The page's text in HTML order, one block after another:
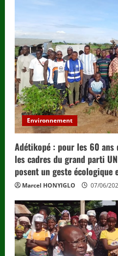
Environnement
Adétikopé : pour les 60 ans
les cadres du grand parti
posent un geste écologique
Marcel HONYIGLO 07/06/